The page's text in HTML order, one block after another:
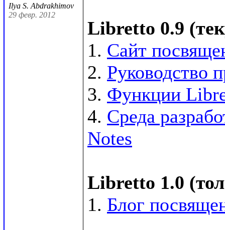
Ilya S. Abdrakhimov
29 февр. 2012
Libretto 0.9
1. Сайт
2. Руководство
3. Функции
4. Среда
Notes
Libretto 1.0
1. Блог